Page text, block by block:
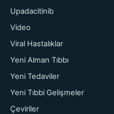
Upadacitinib
Video
Viral Hastalıklar
Yeni Alman Tıbbı
Yeni Tedaviler
Yeni Tıbbi Gelişmeler
Çeviriler